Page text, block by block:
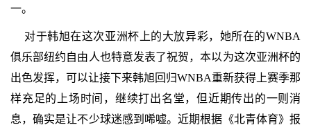
一。
对于韩旭在这次亚洲杯上的大放异彩，她所在的WNBA
俱乐部纽约自由人也特意发表了祝贺，本以为这次亚洲杯的
出色发挥，可以让接下来韩旭回归WNBA重新获得上赛季那
样充足的上场时间，继续打出名堂，但近期传出的一则消
息，确实是让不少球迷感到唏嘘。近期根据《北青体育》报